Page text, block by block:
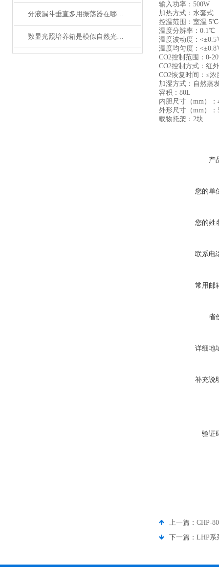
分液漏斗垂直多用振荡器在哪些实验中应用广泛？
数显光照培养箱是模似自然光的恒温设备
输入功率：500W
加热方式：水套式
控温范围：室温
温度分辨率：0.1℃
温度波动度：
温度均匀度：
CO2控制范围：0-
CO2控制方式：红
CO2恢复时间：≤浓
加湿方式：自然蒸
容积：80L
内胆尺寸（mm）：
外形尺寸（mm）：
载物托架：2块
产
您的单
您的姓
联系电
常用邮
省
详细地
补充说
验证
上一篇： CHP-
下一篇： LHP系